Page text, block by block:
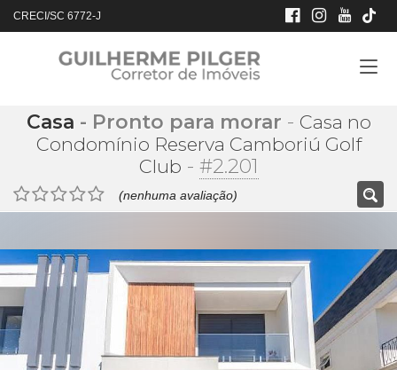
CRECI/SC 6772-J
Casa - Pronto para morar - Casa no
Condomínio Reserva Camboriú Golf
Club - #2.201
(nenhuma avaliação)